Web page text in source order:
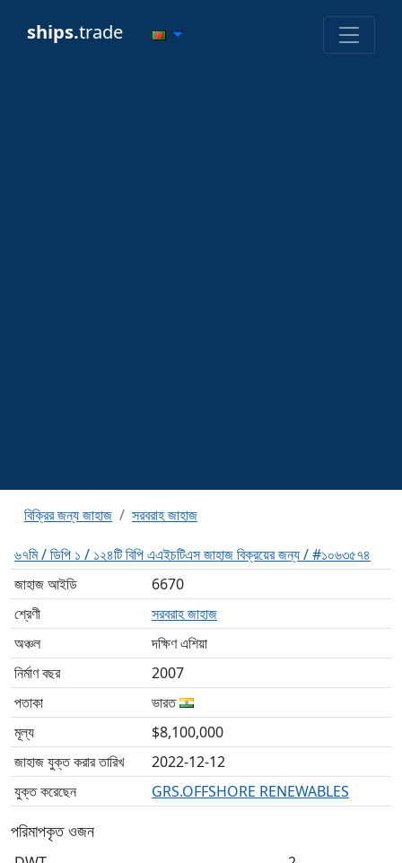
ships.trade
বিক্রির জন্য জাহাজ
সরবরাহ জাহাজ
৬৭মি / ডিপি ১ / ১২৪টি বিপি এএইচটিএস জাহাজ বিক্রয়ের জন্য / #১০৬৩৫৭৪
জাহাজ আইডি
6670
শ্রেণী
সরবরাহ জাহাজ
অঞ্চল
দক্ষিণ এশিয়া
নির্মাণ বছর
2007
পতাকা
ভারত
মূল্য
$8,100,000
জাহাজ যুক্ত করার তারিখ
2022-12-12
যুক্ত করেছেন
GRS.OFFSHORE RENEWABLES
পরিমাপকৃত ওজন